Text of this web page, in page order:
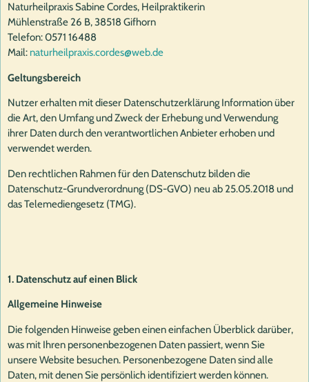
Naturheilpraxis Sabine Cordes, Heilpraktikerin
Mühlenstraße 26 B, 38518 Gifhorn
Telefon: 0571 16488
Mail: naturheilpraxis.cordes@web.de
Geltungsbereich
Nutzer erhalten mit dieser Datenschutzerklärung Information über
die Art, den Umfang und Zweck der Erhebung und Verwendung
ihrer Daten durch den verantwortlichen Anbieter erhoben und
verwendet werden.
Den rechtlichen Rahmen für den Datenschutz bilden die
Datenschutz-Grundverordnung (DS-GVO) neu ab 25.05.2018 und
das Telemediengesetz (TMG).
1. Datenschutz auf einen Blick
Allgemeine Hinweise
Die folgenden Hinweise geben einen einfachen Überblick darüber,
was mit Ihren personenbezogenen Daten passiert, wenn Sie
unsere Website besuchen. Personenbezogene Daten sind alle
Daten, mit denen Sie persönlich identifiziert werden können.